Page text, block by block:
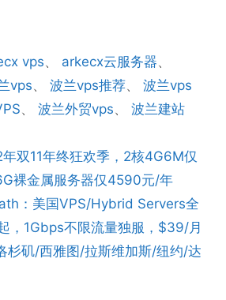
vps、 arkecx云服务器、
vps、 波兰vps推荐、 波兰vps
、 波兰外贸vps、 波兰建站
双11年终狂欢季，2核4G6M仅
裸金属服务器仅4590元/年
：美国VPS/Hybrid Servers全
，1Gbps不限流量独服，$39/月
杉矶/西雅图/拉斯维加斯/纽约/达